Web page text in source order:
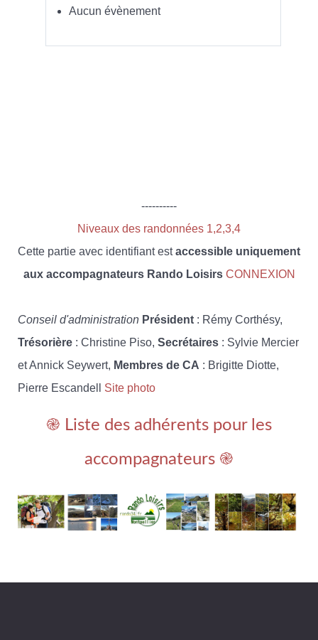
Aucun évènement
----------
Niveaux des randonnées 1,2,3,4
Cette partie avec identifiant estaccessible uniquement
aux accompagnateurs Rando Loisirs CONNEXION
Conseil d'administration Président : Rémy Corthésy,
Trésorière : Christine Piso, Secrétaires : Sylvie Mercier
et Annick Seywert, Membres de CA : Brigitte Diotte,
Pierre Escandell Site photo
֎ Liste des adhérents pour les
accompagnateurs ֎